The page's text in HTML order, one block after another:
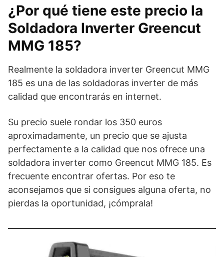
¿Por qué tiene este precio la
Soldadora Inverter Greencut
MMG 185?
Realmente la soldadora inverter Greencut MMG
185 es una de las soldadoras inverter de más
calidad que encontrarás en internet.
Su precio suele rondar los 350 euros
aproximadamente, un precio que se ajusta
perfectamente a la calidad que nos ofrece una
soldadora inverter como Greencut MMG 185. Es
frecuente encontrar ofertas. Por eso te
aconsejamos que si consigues alguna oferta, no
pierdas la oportunidad, ¡cómprala!